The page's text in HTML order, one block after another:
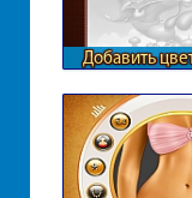
Добавить